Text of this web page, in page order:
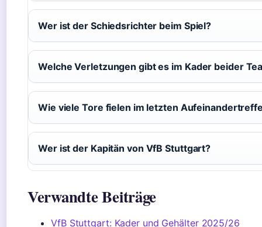
Wer ist der Schiedsrichter beim Spiel?
Welche Verletzungen gibt es im Kader beider
Wie viele Tore fielen im letzten
Wer ist der Kapitän von VfB Stuttgart?
Verwandte Beiträge
VfB Stuttgart: Kader und Gehälter 2025/26